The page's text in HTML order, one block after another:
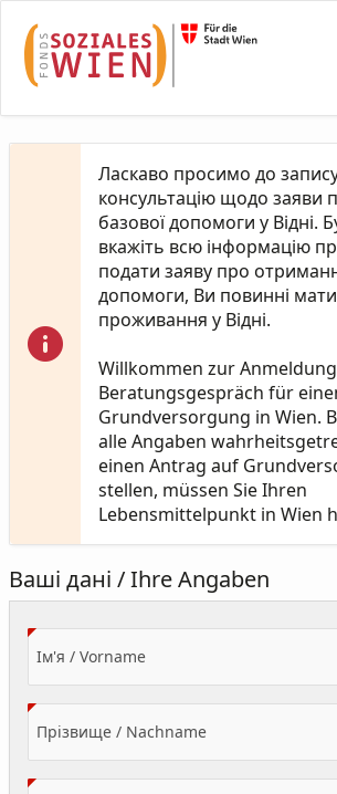
Ласкаво просимо до
консультацію щодо заяви
базової допомоги у Відні.
вкажіть всю інформацію
подати заяву про
допомоги, Ви повинні
проживання у Відні.
Willkommen zur
Beratungsgespräch für
Grundversorgung in Wien.
alle Angaben
einen Antrag auf
stellen, müssen Sie Ihren
Lebensmittelpunkt in Wien
Ваші дані / Ihre Angaben
Ім'я / Vorname(Value Required)
Прізвище / Nachname(Value Required)